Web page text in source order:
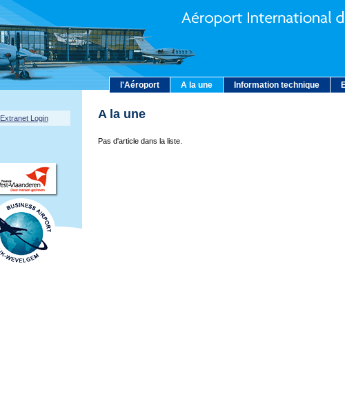
l'Aéroport A la une Information technique
Extranet Login A la une
Pas d'article dans la liste.